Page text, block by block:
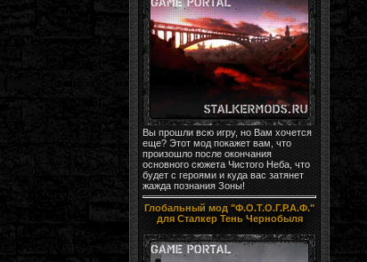
Вы прошли всю игру, но Вам хочется
еще? Этот мод покажет вам, что
произошло после окончания
основного сюжета Чистого Неба, что
будет с героями и куда вас затянет
жажда познания Зоны!
Глобальный мод "Ф.О.Т.О.Г.Р.А.Ф."
для Сталкер Тень Чернобыля